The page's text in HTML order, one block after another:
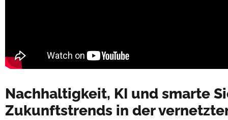
Nachhaltigkeit, KI und smarte
Zukunftstrends in der